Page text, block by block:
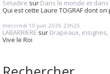
Setadire sur Dans le monde et
Qui est cette Laure TOGRAF dont
mercredi 10 juin 2026 23h25
LABARRIERE sur Drapeaux,
Vive le Roi